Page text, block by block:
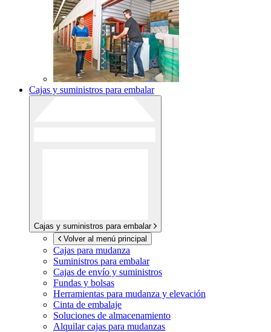
Cajas y suministros para embalar
Cajas y suministros para embalar
Volver al menú principal
Cajas para mudanza
Suministros para embalar
Cajas de envío y suministros
Fundas y bolsas
Herramientas para mudanza y elevación
Cinta de embalaje
Soluciones de almacenamiento
Alquilar cajas para mudanzas